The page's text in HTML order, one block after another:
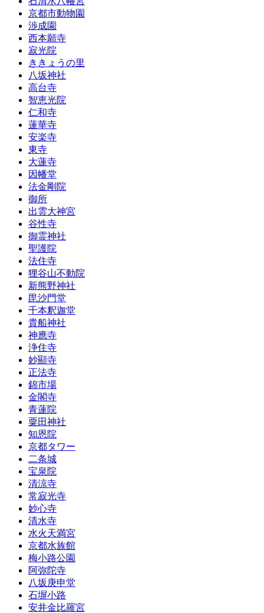
京都市動物園
渉成園
西本願寺
寂光院
ききょうの里
八坂神社
高台寺
智恵光院
仁和寺
蓮華寺
安楽寺
東寺
大蓮寺
因幡堂
法金剛院
御所
出雲大神宮
谷性寺
御霊神社
聖護院
法住寺
狸谷山不動院
新熊野神社
毘沙門堂
千本釈迦堂
貴船神社
神應寺
浄住寺
妙顯寺
正法寺
錦市場
金閣寺
青蓮院
粟田神社
知恩院
京都タワー
二条城
宝泉院
清涼寺
常寂光寺
妙心寺
清水寺
水火天満宮
京都水族館
梅小路公園
阿弥陀寺
八坂庚申堂
石塀小路
安井金比羅宮